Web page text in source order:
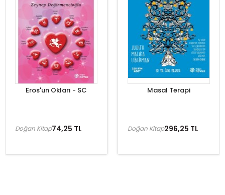
Eros'un Okları - SC
74,25 TL
Doğan Kitap
Masal Terapi
296,25 TL
Doğan Kitap